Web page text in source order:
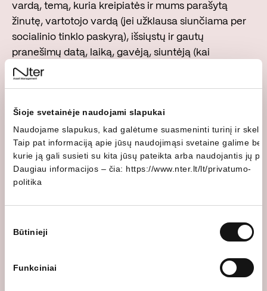
Šioje svetainėje naudojami slapukai
Naudojame slapukus, kad galėtume suasmeninti turinį ir
Taip pat informaciją apie jūsų naudojimąsi svetaine galime
kurie ją gali susieti su kita jūsų pateikta arba naudojantis jų
Daugiau informacijos – čia: https://www.nter.lt/lt/privatumo-
politika
pasirinkimas
Būtinieji
Funkciniai
vardą, temą, kuria kreipiatės ir mums parašytą
žinutę, vartotojo vardą (jei užklausa siunčiama per
socialinio tinklo paskyrą), išsiųstų ir gautų
pranešimų datą, laiką, gavėją, siuntėją (kai
pranešimas yra adresuotas Jums), susirašinėjimo su
Tokie duomenys bus tvarkomi siekiant atsakyti į
Jums rūpimus klausimus. Jei nepateiksite savo
kontaktinių duomenų, su Jumis nebus įmanoma
susisiekti.
bendraudami su mumis, yra naudojami tik aukščiau